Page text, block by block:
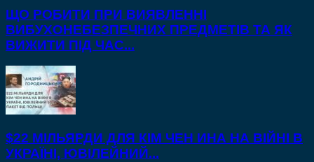
ЩО РОБИТИ ПРИ ВИЯВЛЕННІ
ВИБУХОНЕБЕЗПЕЧНИХ ПРЕДМЕТІВ ТА ЯК
ВИЖИТИ ПІД ЧАС...
$22 МІЛЬЯРДИ ДЛЯ КІМ ЧЕН ИНА НА ВІЙНІ В
УКРАЇНІ, ЮВІЛЕЙНИЙ...